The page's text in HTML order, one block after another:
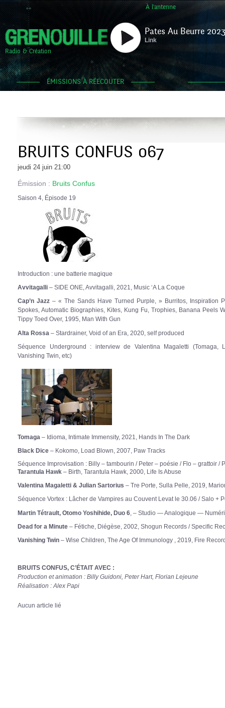
À l'antenne
Radio & Création
Pates Au Beurre
Link
ÉMISSIONS À RÉECOUTER
BRUITS CONFUS 067
jeudi 24 juin 21:00
Émission : Bruits Confus
Saison 4, Épisode 19
Introduction : une batterie magique
Avvitagalli – SIDE ONE, Avvitagalli, 2021, Music ‘A La Coque
Cap’n Jazz – « The Sands Have Turned Purple, » Burritos, Inspiration
Spokes, Automatic Biographies, Kites, Kung Fu, Trophies, Banana Peels
Tippy Toed Over, 1995, Man With Gun
Alta Rossa – Stardrainer, Void of an Era, 2020, self produced
Séquence Underground : interview de Valentina Magaletti (Tomaga,
Vanishing Twin, etc)
Tomaga – Idioma, Intimate Immensity, 2021, Hands In The Dark
Black Dice – Kokomo, Load Blown, 2007, Paw Tracks
Séquence Improvisation : Billy – tambourin / Peter – poésie / Flo – grattoir /
Tarantula Hawk – Birth, Tarantula Hawk, 2000, Life Is Abuse
Valentina Magaletti & Julian Sartorius – Tre Porte, Sulla Pelle, 2019,
Séquence Vortex : Lâcher de Vampires au Couvent Levat le 30.06 / Salo +
Martin Tétrault, Otomo Yoshihide, Duo 6 , – Studio — Analogique —
Dead for a Minute – Fétiche, Diégèse, 2002, Shogun Records / Specific
Vanishing Twin – Wise Children, The Age Of Immunology , 2019, Fire
BRUITS CONFUS, C’ÉTAIT AVEC :
Production et animation : Billy Guidoni, Peter Hart, Florian Lejeune
Réalisation : Alex Papi
Aucun article lié